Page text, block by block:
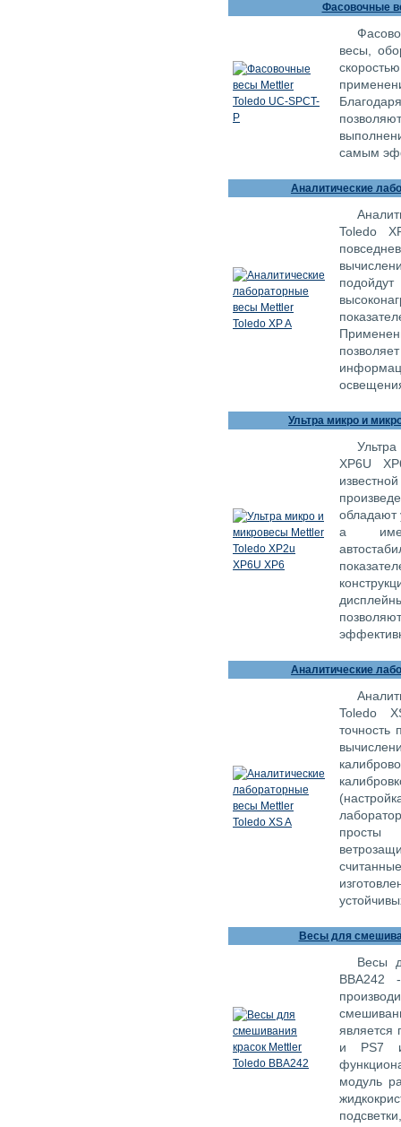
Фасовочные
весы,
самым
Аналитические
Toledo
Ультра микро и
XP6U
обладают
а
Аналитические
Toledo
точность
просты
Весы для
Весы
ВВА242 -
является
и PS7 и
модуль